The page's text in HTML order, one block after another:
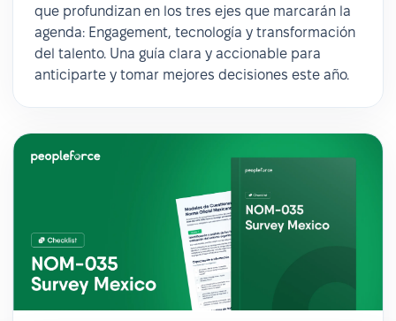
que profundizan en los tres ejes que marcarán la
agenda: Engagement, tecnología y transformación
del talento. Una guía clara y accionable para
anticiparte y tomar mejores decisiones este año.